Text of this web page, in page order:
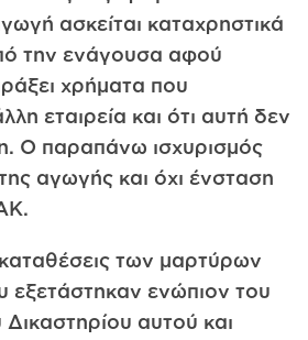
ασκείται καταχρηστικά
την ενάγουσα αφού
χρήματα που
εταιρεία και ότι αυτή δεν
Ο παραπάνω ισχυρισμός
αγωγής και όχι ένσταση
των μαρτύρων
εξετάστηκαν ενώπιον του
αυτού και